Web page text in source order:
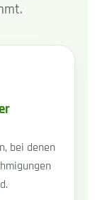
bei denen